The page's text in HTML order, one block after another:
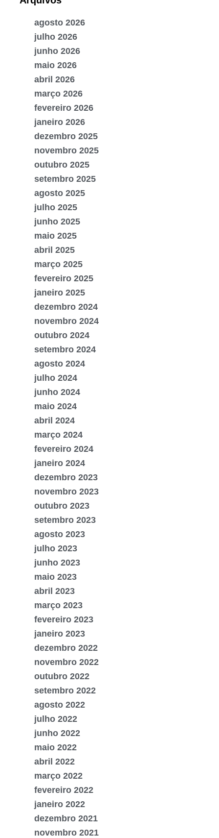
agosto 2026
julho 2026
junho 2026
maio 2026
abril 2026
março 2026
fevereiro 2026
janeiro 2026
dezembro 2025
novembro 2025
outubro 2025
setembro 2025
agosto 2025
julho 2025
junho 2025
maio 2025
abril 2025
março 2025
fevereiro 2025
janeiro 2025
dezembro 2024
novembro 2024
outubro 2024
setembro 2024
agosto 2024
julho 2024
junho 2024
maio 2024
abril 2024
março 2024
fevereiro 2024
janeiro 2024
dezembro 2023
novembro 2023
outubro 2023
setembro 2023
agosto 2023
julho 2023
junho 2023
maio 2023
abril 2023
março 2023
fevereiro 2023
janeiro 2023
dezembro 2022
novembro 2022
outubro 2022
setembro 2022
agosto 2022
julho 2022
junho 2022
maio 2022
abril 2022
março 2022
fevereiro 2022
janeiro 2022
dezembro 2021
novembro 2021